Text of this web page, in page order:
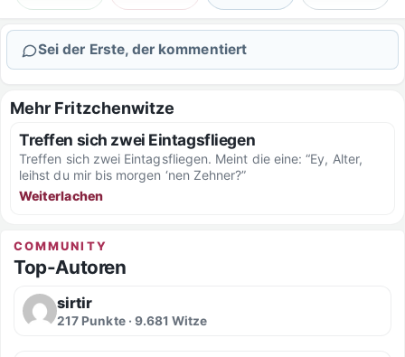
Sei der Erste, der kommentiert
Mehr Fritzchenwitze
Treffen sich zwei Eintagsfliegen
Treffen sich zwei Eintagsfliegen. Meint die eine: “Ey, Alter,
leihst du mir bis morgen ‘nen Zehner?”
Weiterlachen
COMMUNITY
Top-Autoren
sirtir
217 Punkte · 9.681 Witze